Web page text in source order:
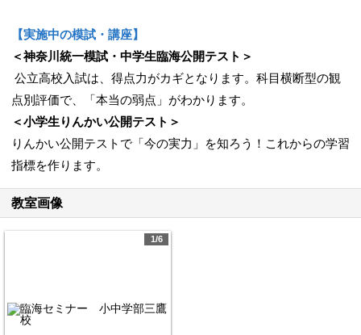
【実施中の模試・講座】
＜神奈川統一模試・中学生臨海公開テスト＞
公立高校入試は、得点力がカギとなります。科目横断型の観
点別評価で、「本当の弱点」がわかります。
＜小学生りんかい公開テスト＞
りんかい公開テストで「今の実力」を知ろう！これからの学習
指標を作ります。
教室画像
1/6